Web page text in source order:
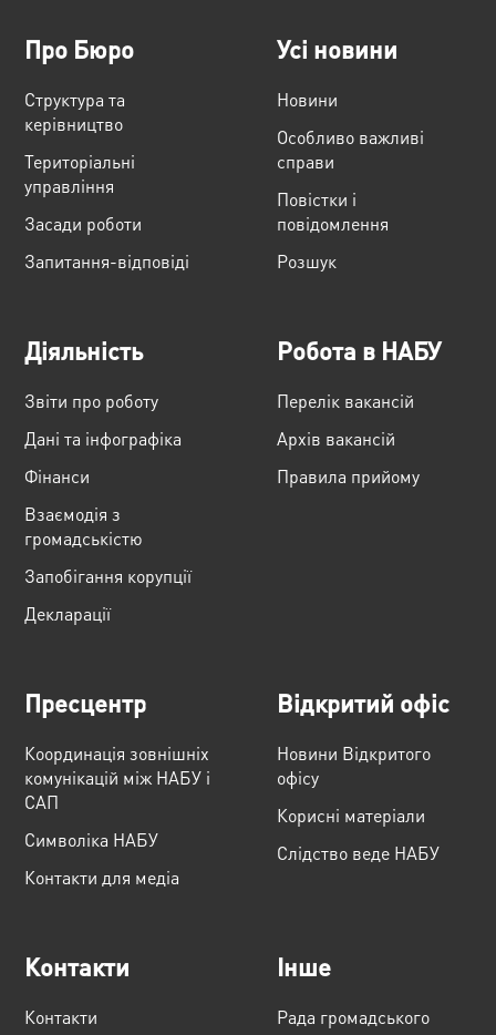
Про Бюро
Структура та
керівництво
Територіальні
управління
Засади роботи
Запитання-відповіді
Усі новини
Новини
Особливо важливі
справи
Повістки і
повідомлення
Розшук
Діяльність
Звіти про роботу
Дані та інфографіка
Фінанси
Взаємодія з
громадськістю
Запобігання корупції
Декларації
Робота в НАБУ
Перелік вакансій
Архів вакансій
Правила прийому
Пресцентр
Координація зовнішніх
комунікацій між НАБУ і
САП
Cимволіка НАБУ
Контакти для медіа
Відкритий офіс
Новини Відкритого
офісу
Корисні матеріали
Слідство веде НАБУ
Контакти
Контакти
Інше
Рада громадського